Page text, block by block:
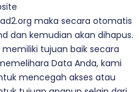
maka secara otomatis
dan kemudian akan dihapus.
tujuan baik secara
Data Anda, kami
mencegah akses atau